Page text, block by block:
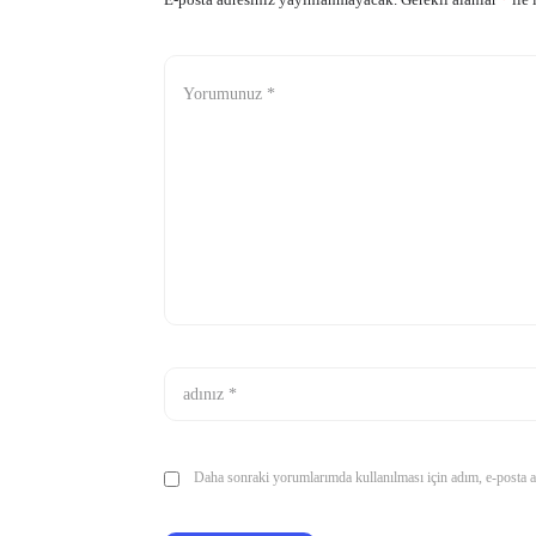
Daha sonraki yorumlarımda kullanılması için adım, e-posta